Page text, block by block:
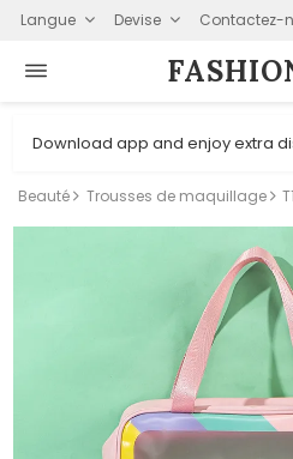
Langue Devise Contactez-
Download app and enjoy extra
Beauté Trousses de maquillage